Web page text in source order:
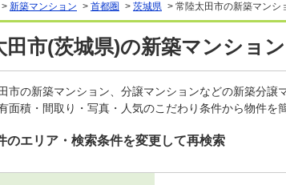
> 新築マンション > 首都圏 > 茨城県 > 常陸太田市の新築マンシ
田市(茨城県)の新築マンショ
市の新築マンション、分譲マンションなどの新築分
面積・間取り・写真・人気のこだわり条件から物件を
のエリア・検索条件を変更して再検索